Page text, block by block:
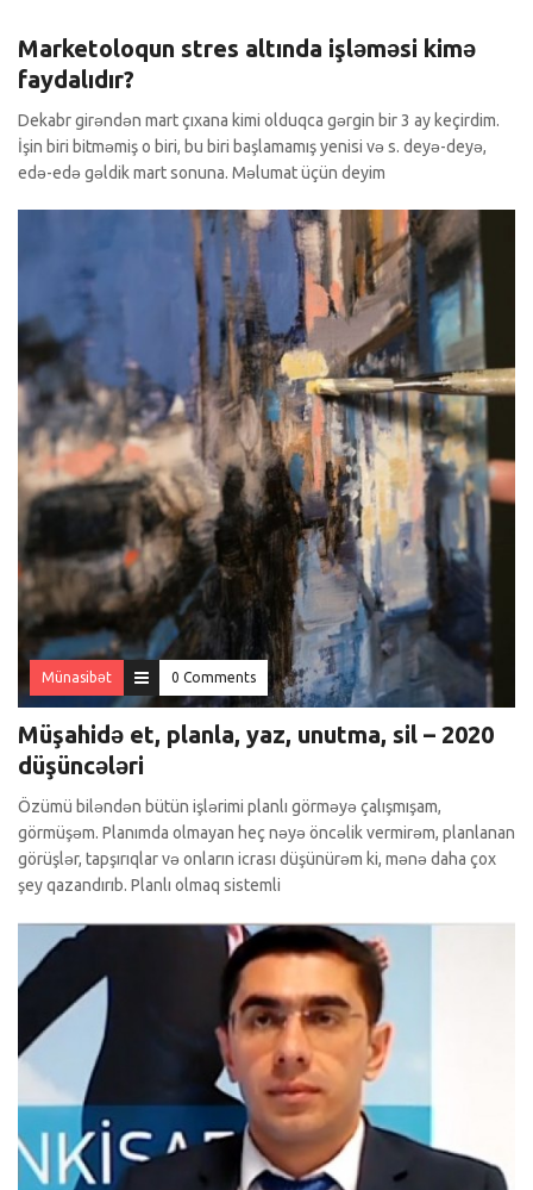
Marketoloqun stres altında işləməsi kimə
faydalıdır?
Dekabr girəndən mart çıxana kimi olduqca gərgin bir 3 ay keçirdim.
İşin biri bitməmiş o biri, bu biri başlamamış yenisi və s. deyə-deyə,
edə-edə gəldik mart sonuna. Məlumat üçün deyim
Münasibət 0 Comments
Müşahidə et, planla, yaz, unutma, sil – 2020
düşüncələri
Özümü biləndən bütün işlərimi planlı görməyə çalışmışam,
görmüşəm. Planımda olmayan heç nəyə öncəlik vermirəm, planlanan
görüşlər, tapşırıqlar və onların icrası düşünürəm ki, mənə daha çox
şey qazandırıb. Planlı olmaq sistemli